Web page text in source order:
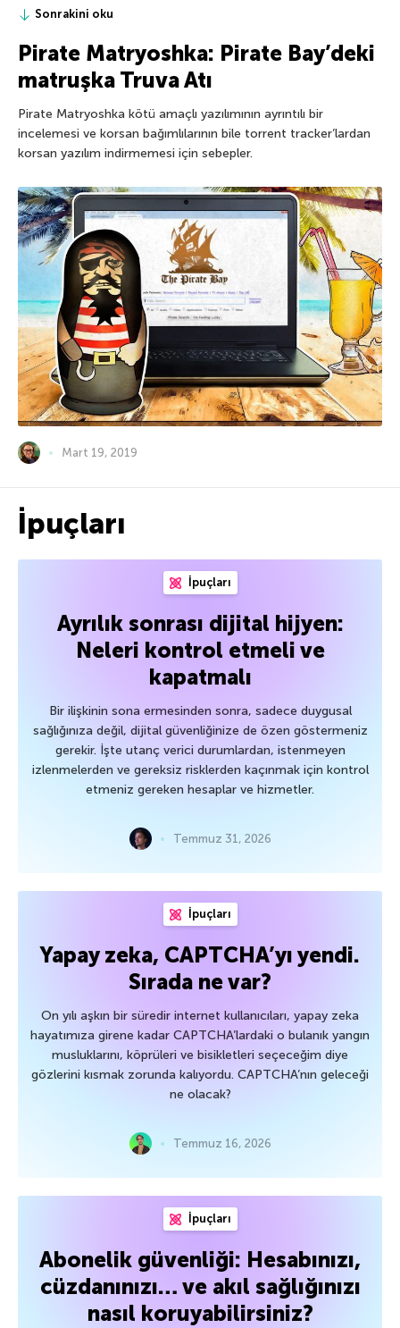
Sonrakini oku
Pirate Matryoshka: Pirate Bay’deki
matruşka Truva Atı
Pirate Matryoshka kötü amaçlı yazılımının ayrıntılı bir
incelemesi ve korsan bağımlılarının bile torrent tracker’lardan
korsan yazılım indirmemesi için sebepler.
Mart 19, 2019
İpuçları
İpuçları
Ayrılık sonrası dijital hijyen:
Neleri kontrol etmeli ve
kapatmalı
Bir ilişkinin sona ermesinden sonra, sadece duygusal
sağlığınıza değil, dijital güvenliğinize de özen göstermeniz
gerekir. İşte utanç verici durumlardan, istenmeyen
izlenmelerden ve gereksiz risklerden kaçınmak için kontrol
etmeniz gereken hesaplar ve hizmetler.
Temmuz 31, 2026
İpuçları
Yapay zeka, CAPTCHA’yı yendi.
Sırada ne var?
On yılı aşkın bir süredir internet kullanıcıları, yapay zeka
hayatımıza girene kadar CAPTCHA’lardaki o bulanık yangın
musluklarını, köprüleri ve bisikletleri seçeceğim diye
gözlerini kısmak zorunda kalıyordu. CAPTCHA’nın geleceği
ne olacak?
Temmuz 16, 2026
İpuçları
Abonelik güvenliği: Hesabınızı,
cüzdanınızı… ve akıl sağlığınızı
nasıl koruyabilirsiniz?